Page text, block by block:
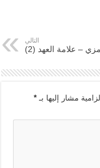
التالي
– علامة العهد (2)
مشار إليها بـ*